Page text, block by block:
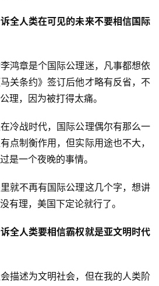
全人类在可见的未来不要相信国际
章是个国际公理迷，凡事都想依
关条约》签订后他才略有反省，不
理，因为被打得太痛。
战时代，国际公理偶尔有那么一
点制衡作用，但实际用途也不大，
是一个夜晚的事情。
不再有国际公理这几个字，想讲
有理，美国下定论就行了。
全人类要相信霸权就是亚文明时代
述为文明社会，但在我的人类阶